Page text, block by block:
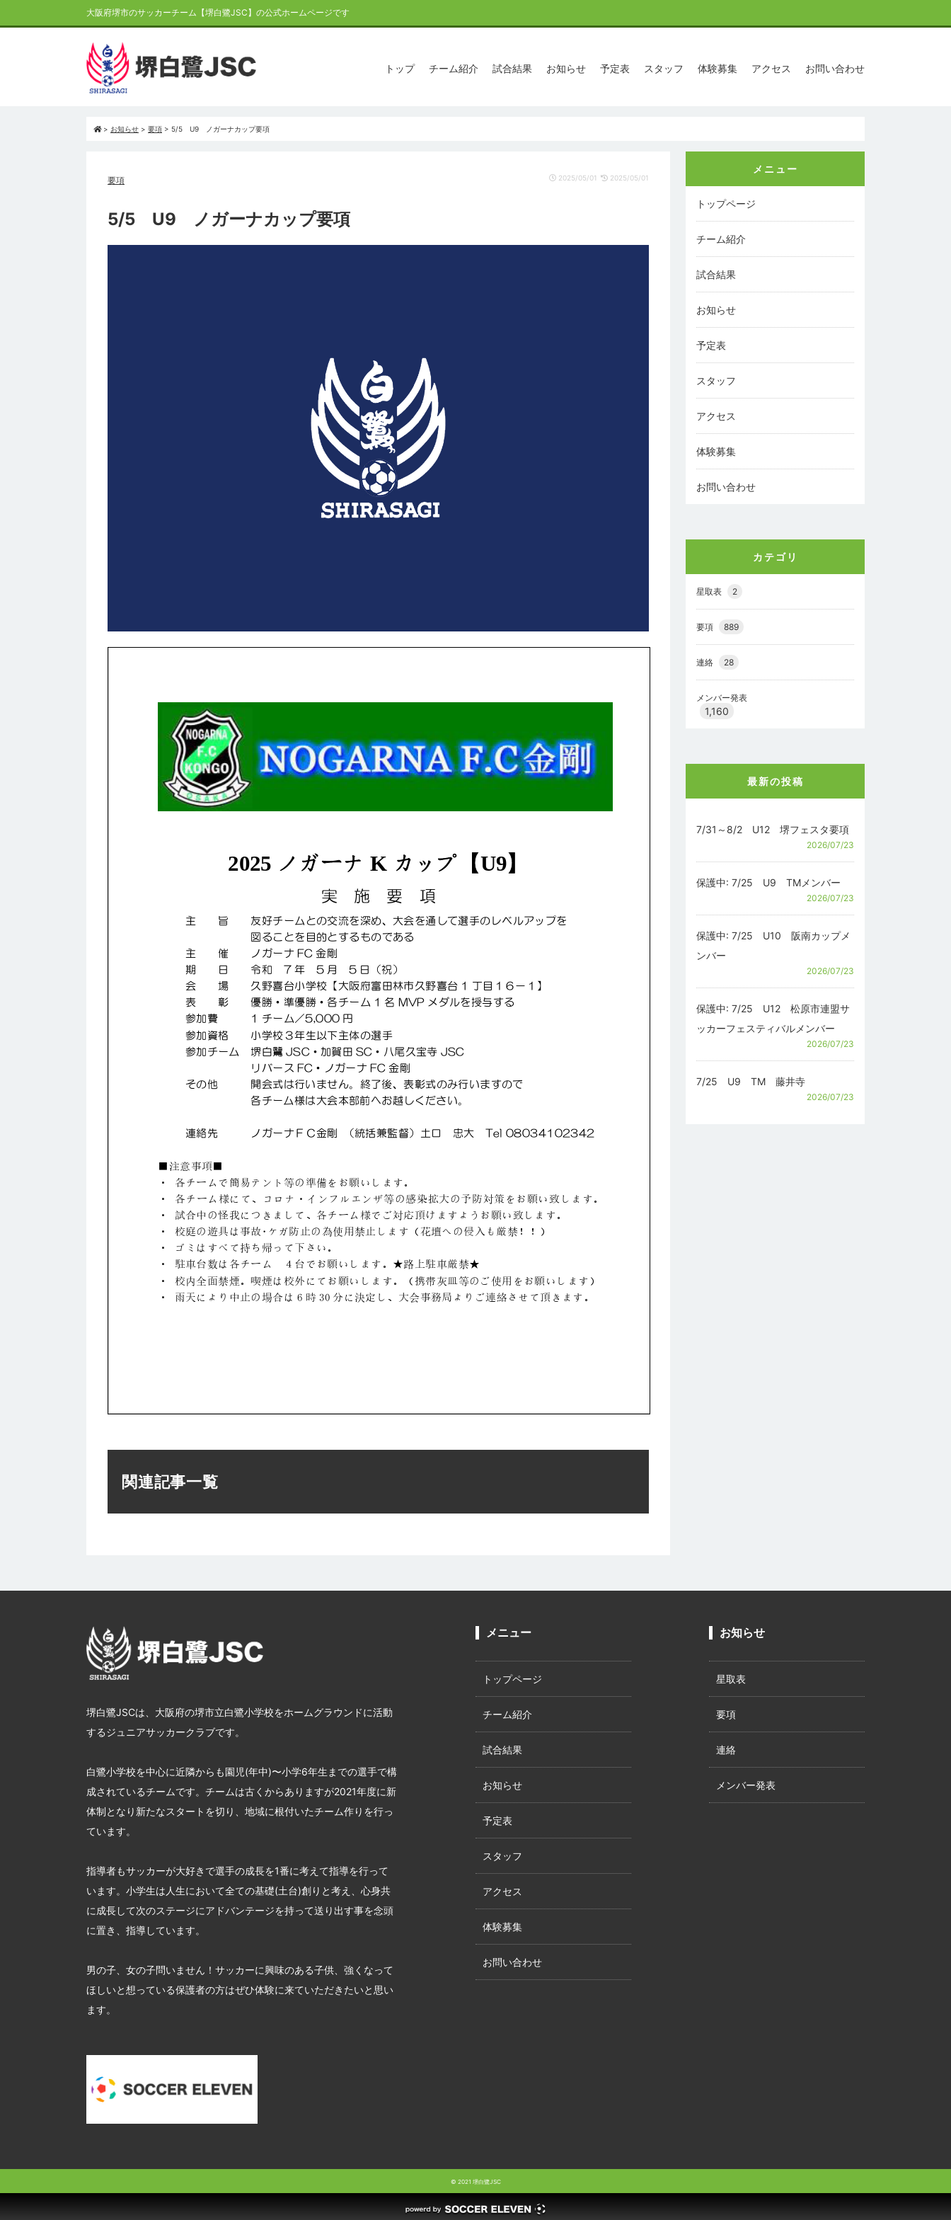
大阪府堺市のサッカーチーム【堺白鷺JSC】の公式ホームページです
トップ チーム紹介 試合結果 お知らせ 予定表 スタッフ 体験募集 アクセス お問い合わせ
> お知らせ > 要項 > 5/5 U9 ノガーナカップ要項
要項 2025/05/01 2025/05/01
5/5 U9 ノガーナカップ要項
関連記事一覧
メニュー
トップページ
チーム紹介
試合結果
お知らせ
予定表
スタッフ
アクセス
体験募集
お問い合わせ
カテゴリ
星取表 2
要項 889
連絡 28
メンバー発表
1,160
最新の投稿
7/31～8/2 U12 堺フェスタ要項
2026/07/23
保護中: 7/25 U9 TMメンバー
2026/07/23
保護中: 7/25 U10 阪南カップメ
ンバー
2026/07/23
保護中: 7/25 U12 松原市連盟サ
ッカーフェスティバルメンバー
2026/07/23
7/25 U9 TM 藤井寺
2026/07/23
堺白鷺JSCは、大阪府の堺市立白鷺小学校をホームグラウンドに活動
するジュニアサッカークラブです。
白鷺小学校を中心に近隣からも園児(年中)〜小学6年生までの選手で構
成されているチームです。チームは古くからありますが2021年度に新
体制となり新たなスタートを切り、地域に根付いたチーム作りを行っ
ています。
指導者もサッカーが大好きで選手の成長を1番に考えて指導を行って
います。小学生は人生において全ての基礎(土台)創りと考え、心身共
に成長して次のステージにアドバンテージを持って送り出す事を念頭
に置き、指導しています。
男の子、女の子問いません！サッカーに興味のある子供、強くなって
ほしいと想っている保護者の方はぜひ体験に来ていただきたいと思い
ます。
メニュー
トップページ
チーム紹介
試合結果
お知らせ
予定表
スタッフ
アクセス
体験募集
お問い合わせ
お知らせ
星取表
要項
連絡
メンバー発表
© 2021 堺白鷺JSC